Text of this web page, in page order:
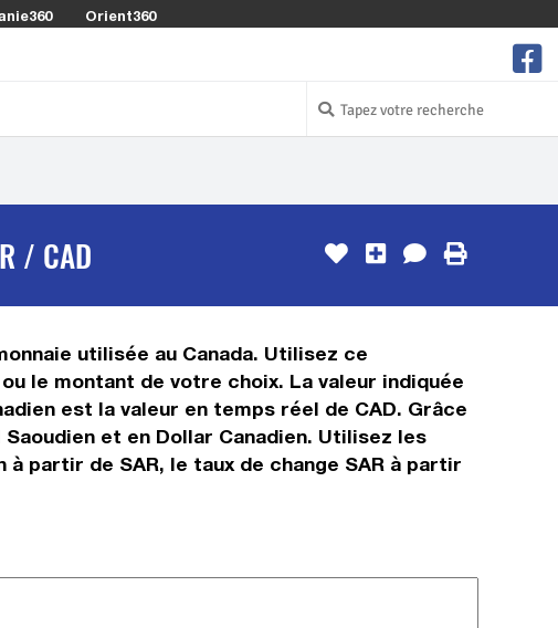
Orient360
/ CAD
utilisée au Canada. Utilisez ce
le montant de votre choix. La valeur indiquée
est la valeur en temps réel de CAD. Grâce
et en Dollar Canadien. Utilisez les
partir de SAR, le taux de change SAR à partir